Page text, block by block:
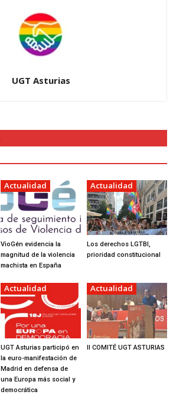
UGT Asturias
Actualidad
VioGén evidencia la
magnitud de la violencia
machista en España
Actualidad
Los derechos LGTBI,
prioridad constitucional
Actualidad
UGT Asturias participó en
la euro-manifestación de
Madrid en defensa de
una Europa más social y
democrática
Actualidad
II COMITÉ UGT ASTURIAS